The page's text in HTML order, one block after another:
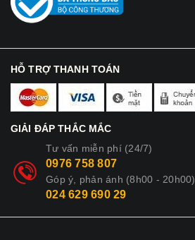
HỖ TRỢ THANH TOÁN
GIẢI ĐÁP THẮC MẮC
Tư vấn miễn phí (24/7)
0976 758 807
Góp ý, phản ánh (8h00 - 20h00)
024 629 690 29